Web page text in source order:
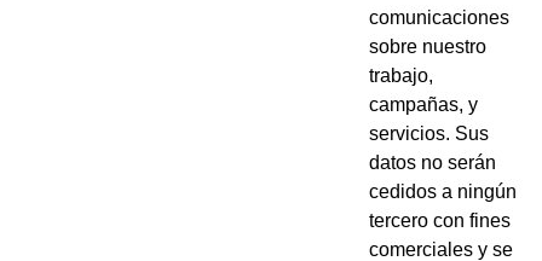
comunicaciones
sobre nuestro
trabajo,
campañas, y
servicios. Sus
datos no serán
cedidos a ningún
tercero con fines
comerciales y se